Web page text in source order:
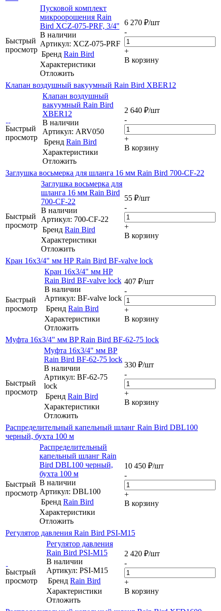
Быстрый
просмотр
Пусковой комплект
микроорошения Rain
Bird XCZ-075-PRF, 3/4''
В наличии
Артикул: XCZ-075-PRF
Бренд Rain Bird
Характеристики
Отложить
6 270 ₽/шт
-
+
В корзину
Клапан воздушный вакуумный Rain Bird XBER12
Быстрый
просмотр
Клапан воздушный
вакуумный Rain Bird
XBER12
В наличии
Артикул: ARV050
Бренд Rain Bird
Характеристики
Отложить
2 640 ₽/шт
-
+
В корзину
Заглушка восьмерка для шланга 16 мм Rain Bird 700-CF-22
Быстрый
просмотр
Заглушка восьмерка для
шланга 16 мм Rain Bird
700-CF-22
В наличии
Артикул: 700-CF-22
Бренд Rain Bird
Характеристики
Отложить
55 ₽/шт
-
+
В корзину
Кран 16х3/4" мм НР Rain Bird BF-valve lock
Быстрый
просмотр
Кран 16х3/4" мм НР
Rain Bird BF-valve lock
В наличии
Артикул: BF-valve lock
Бренд Rain Bird
Характеристики
Отложить
407 ₽/шт
-
+
В корзину
Муфта 16х3/4" мм ВP Rain Bird BF-62-75 lock
Быстрый
просмотр
Муфта 16х3/4" мм ВP
Rain Bird BF-62-75 lock
В наличии
Артикул: BF-62-75
lock
Бренд Rain Bird
Характеристики
Отложить
330 ₽/шт
-
+
В корзину
Распределительный капельный шланг Rain Bird DBL100
черный, бухта 100 м
Быстрый
просмотр
Распределительный
капельный шланг Rain
Bird DBL100 черный,
бухта 100 м
В наличии
Артикул: DBL100
Бренд Rain Bird
Характеристики
Отложить
10 450 ₽/шт
-
+
В корзину
Регулятор давления Rain Bird PSI-M15
Быстрый
просмотр
Регулятор давления
Rain Bird PSI-M15
В наличии
Артикул: PSI-M15
Бренд Rain Bird
Характеристики
Отложить
2 420 ₽/шт
-
+
В корзину